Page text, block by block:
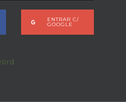
ENTRAR C/
GOOGLE